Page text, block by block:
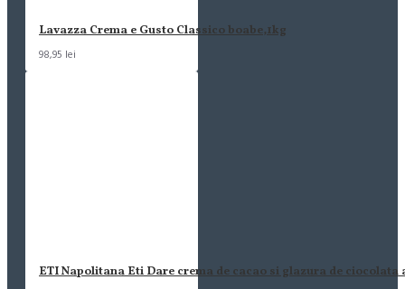
Lavazza Crema e Gusto Classico boabe,1kg
98,95 lei
ETI Napolitana Eti Dare crema de cacao si glazura de ciocolata